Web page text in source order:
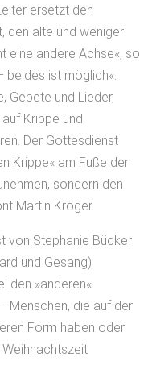
ersetzt den
den alte und weniger
eine andere Achse«, so
beides ist möglich«.
Gebete und Lieder,
Krippe und
Der Gottesdienst
Krippe« am Fuße der
sondern den
Martin Kröger.
von Stephanie Bücker
und Gesang)
den »anderen«
Menschen, die auf der
Form haben oder